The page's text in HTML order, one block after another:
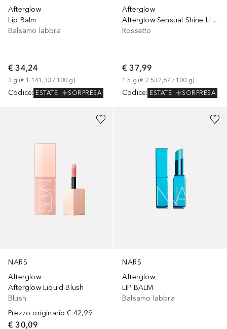
Afterglow
Lip Balm
Balsamo labbra
€ 34,24
3 g (€ 1.141,33 / 100 g)
Codice: ESTATE SORPRESA
Afterglow
Afterglow Sensual Shine Lipstick
Rossetto
€ 37,99
1.5 g (€ 2.532,67 / 100 g)
Codice: ESTATE SORPRESA
NARS
Afterglow
Afterglow Liquid Blush
Blush
Prezzo originario € 42,99
€ 30,09
+4
NARS
Afterglow
LIP BALM
Balsamo labbra